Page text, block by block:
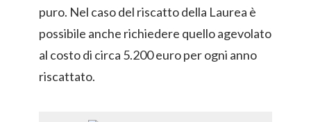
puro. Nel caso del riscatto della Laurea è
possibile anche richiedere quello agevolato
al costo di circa 5.200 euro per ogni anno
riscattato.